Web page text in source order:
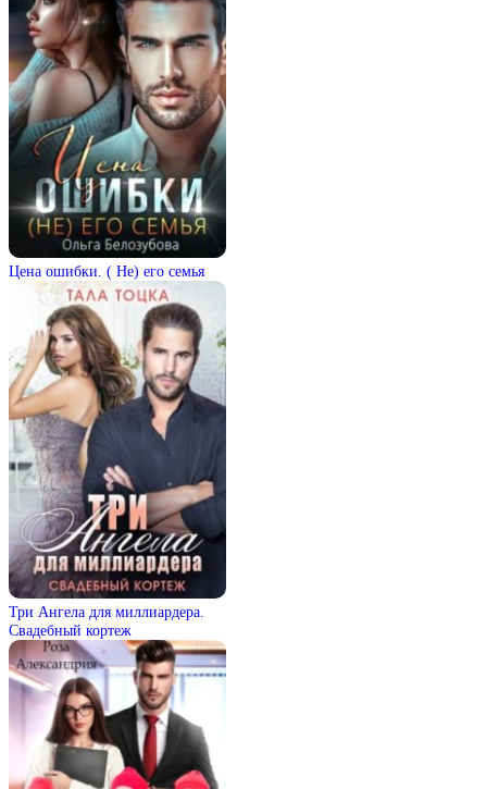
Цена ошибки. ( Не) его семья
Три Ангела для миллиардера.
Свадебный кортеж